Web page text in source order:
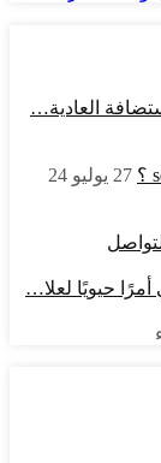
العادية…
27 يوليو 24